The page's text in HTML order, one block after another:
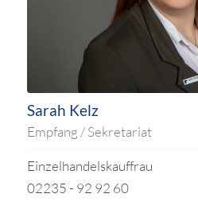
Sarah Kelz
Empfang / Sekretariat
Einzelhandelskauffrau
02235 - 92 92 60